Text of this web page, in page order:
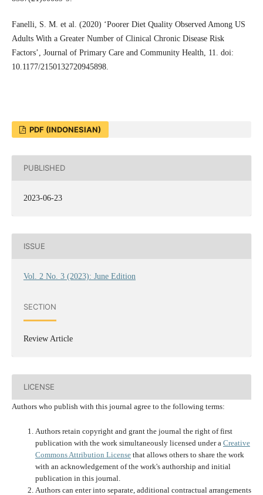
Fanelli, S. M. et al. (2020) ‘Poorer Diet Quality Observed Among US
Adults With a Greater Number of Clinical Chronic Disease Risk
Factors’, Journal of Primary Care and Community Health, 11. doi:
10.1177/2150132720945898.
PDF (INDONESIAN)
PUBLISHED
2023-06-23
ISSUE
Vol. 2 No. 3 (2023): June Edition
SECTION
Review Article
LICENSE
Authors who publish with this journal agree to the following terms:
Authors retain copyright and grant the journal the right of first
publication with the work simultaneously licensed under a Creative
Commons Attribution Licensethat allows others to share the work
with an acknowledgement of the work's authorship and initial
publication in this journal.
Authors can enter into separate, additional contractual arrangements